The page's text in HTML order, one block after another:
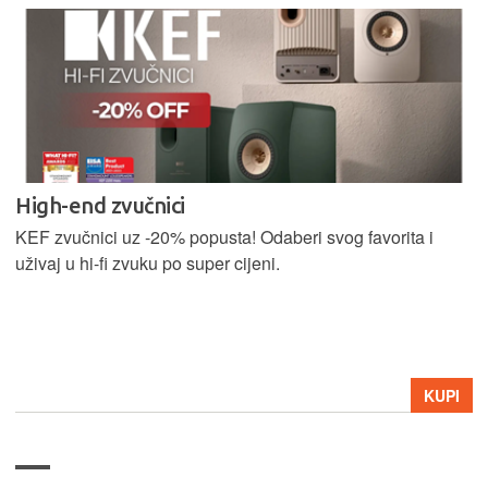
High-end zvučnici
KEF zvučnici uz -20% popusta! Odaberi svog favorita i
uživaj u hi-fi zvuku po super cijeni.
KUPI